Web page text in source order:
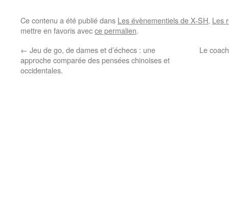
Ce contenu a été publié dans Les évènementiels de X-SH, Les
mettre en favoris avecce permalien.
← Jeu de go, de dames et d’échecs : une
approche comparée des pensées chinoises et
occidentales.
Le